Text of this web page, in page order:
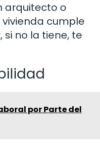
arquitecto o
cumple
no la tiene, te
por Parte del